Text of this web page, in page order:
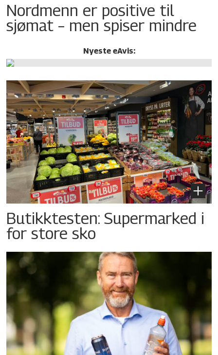
Nordmenn er positive til
sjømat – men spiser mindre
Nyeste eAvis:
Butikktesten: Supermarked i
for store sko